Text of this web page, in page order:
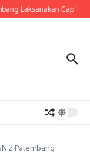
Laksanakan Cap Tiga
2 Palembang